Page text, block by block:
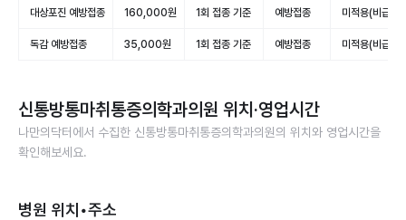
대상포진 예방접종 160,000원 1회 접종 기준 예방접종 미적용(비급여)
독감 예방접종 35,000원 1회 접종 기준 예방접종 미적용(비급여)
신통방통마취통증의학과의원 위치·영업시간
나만의닥터에서 수집한 신통방통마취통증의학과의원의 위치와 영업시간을
확인해보세요.
병원 위치•주소